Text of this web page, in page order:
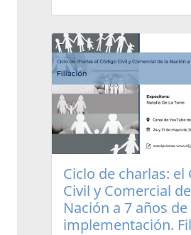
Ciclo de charlas: el
Civil y Comercial
Nación a 7 años de
implementación.